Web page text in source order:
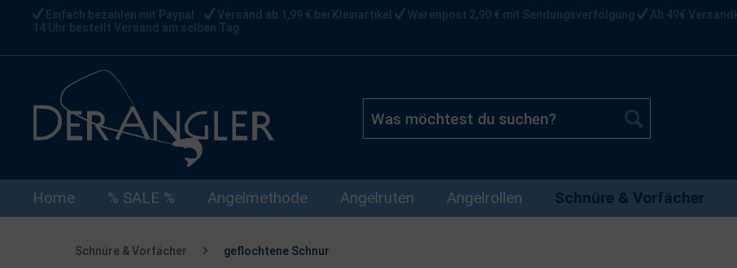
Einfach bezahlen mit Paypal Versand ab 1,99 € bei Kleinartikel Warenpost 2,90 € mit Sendungsverfolgung Ab 49€
14 Uhr bestellt Versand am selben Tag
Home % SALE % Angelmethode Angelruten Angelrollen Schnüre & Vorfächer
Schnüre & Vorfächer geflochtene Schnur